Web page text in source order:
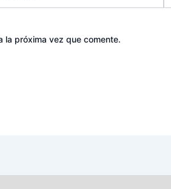
la próxima vez que comente.